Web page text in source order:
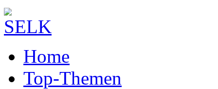
Home
Top-Themen